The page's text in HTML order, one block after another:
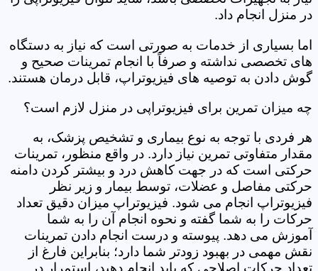
در منزل انجام داد.
اما بسیاری از خدمات به صورتی است که نیاز به دستگاه
های تخصصی نداشته و صرفاً با انجام تمرینات صحیح و
گوش دادن به توصیه های فیزیوتراپ، قابل درمان هستند.
چه میزان تمرین برای فیزیوتراپی در منزل لازم است؟
هر فردی با توجه به نوع بیماری و تشخیص پزشک، به
مقدار متفاوتی تمرین نیاز دارد. در واقع منظور، تمرینات
حرکتی است که در جهت کاهش درد و بیشتر کردن دامنه
حرکتی مفاصل و عضلات، توسط بیمار و زیر نظر
فیزیوتراپ انجام می شود. فیزیوتراپ میزان دقیق تعداد
حرکات را به شما گفته و نحوه انجام آن را به شما
آموزش می دهد. پیوسته و درست انجام دادن تمرینات
نقش مهمی در بهبود زودتر شما دارد؛ بنابراین فارغ از
تعداد حرکات اصلاحی که باید انجام دهید، استمرار در